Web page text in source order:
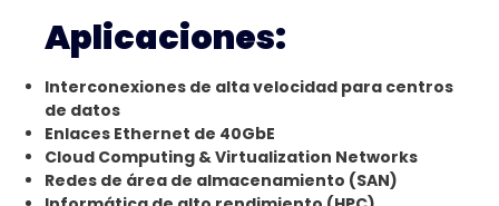
Aplicaciones:
Interconexiones de alta velocidad para centros
de datos
Enlaces Ethernet de 40GbE
Cloud Computing & Virtualization Networks
Redes de área de almacenamiento (SAN)